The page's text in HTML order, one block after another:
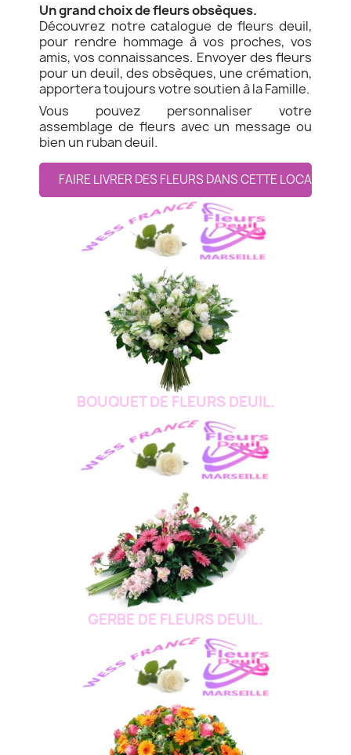
Un grand choix de fleurs obsèques.
Découvrez notre catalogue de fleurs deuil,
pour rendre hommage à vos proches, vos
amis, vos connaissances. Envoyer des fleurs
pour un deuil, des obsèques, une crémation,
apportera toujours votre soutien à la Famille.
Vous pouvez personnaliser votre
assemblage de fleurs avec un message ou
bien un ruban deuil.
FAIRE LIVRER DES FLEURS DANS CETTE LOCALITE
BOUQUET DE FLEURS DEUIL.
GERBE DE FLEURS DEUIL.